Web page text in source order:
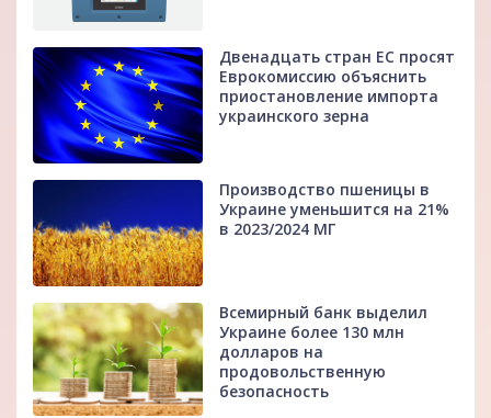
Двенадцать стран ЕС просят
Еврокомиссию объяснить
приостановление импорта
украинского зерна
Производство пшеницы в
Украине уменьшится на 21%
в 2023/2024 МГ
Всемирный банк выделил
Украине более 130 млн
долларов на
продовольственную
безопасность